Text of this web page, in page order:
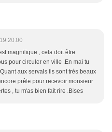
20:00
magnifique , cela doit être
pour circuler en ville .En mai tu
aux servals ils sont très beaux
prête pour recevoir monsieur
, tu m'as bien fait rire .Bises